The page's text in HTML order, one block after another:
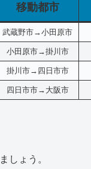
移動都市
武蔵野市→小田原市
小田原市→掛川市
掛川市→四日市市
四日市市→大阪市
しょう。